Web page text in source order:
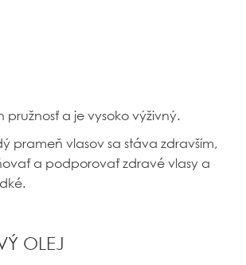
pružnosť a je vysoko výživný.
prameň vlasov sa stáva zdravším,
a podporovať zdravé vlasy a
OLEJ